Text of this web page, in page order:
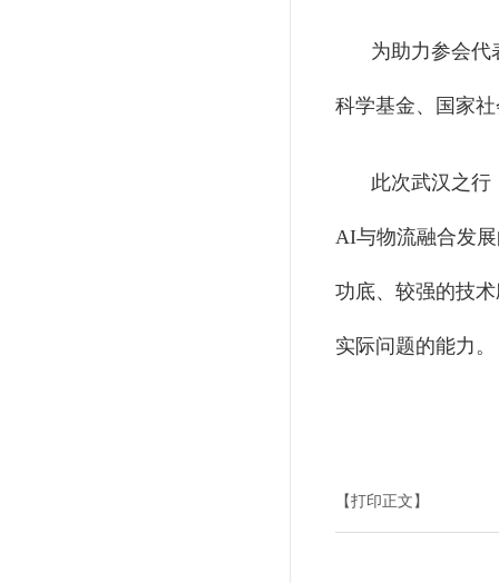
为助力参会代
科学基金、国家
此次武汉之行
AI与物流融合发
功底、较强的技
实际问题的
【打印正文】